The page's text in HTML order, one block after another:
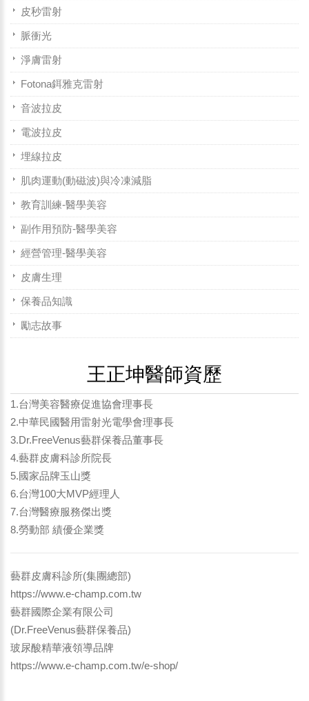
皮秒雷射
脈衝光
淨膚雷射
Fotona鉺雅克雷射
音波拉皮
電波拉皮
埋線拉皮
肌肉運動(動磁波)與冷凍減脂
教育訓練-醫學美容
副作用預防-醫學美容
經營管理-醫學美容
皮膚生理
保養品知識
勵志故事
王正坤醫師資歷
1.台灣美容醫療促進協會理事長
2.中華民國醫用雷射光電學會理事長
3.Dr.FreeVenus藝群保養品董事長
4.藝群皮膚科診所院長
5.國家品牌玉山獎
6.台灣100大MVP經理人
7.台灣醫療服務傑出獎
8.勞動部 績優企業獎
藝群皮膚科診所(集團總部)
https://www.e-champ.com.tw
藝群國際企業有限公司
(Dr.FreeVenus藝群保養品)
玻尿酸精華液領導品牌
https://www.e-champ.com.tw/e-shop/